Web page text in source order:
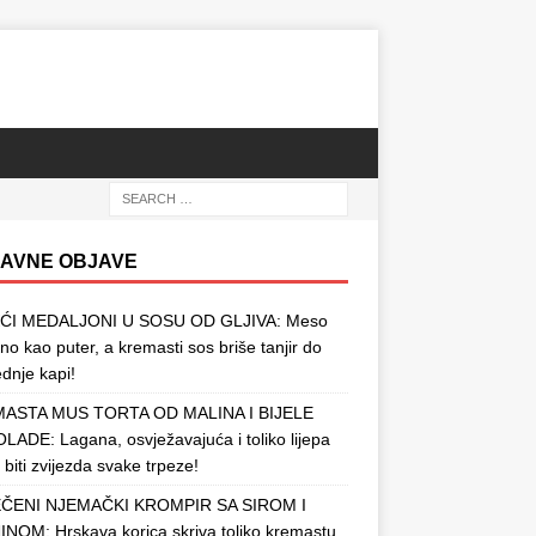
OBJAVE
MEDALJONI U SOSU OD GLJIVA: Meso
kao puter, a kremasti sos briše tanjir do
kapi!
MUS TORTA OD MALINA I BIJELE
Lagana, osvježavajuća i toliko lijepa
biti zvijezda svake trpeze!
NJEMAČKI KROMPIR SA SIROM I
Hrskava korica skriva toliko kremastu